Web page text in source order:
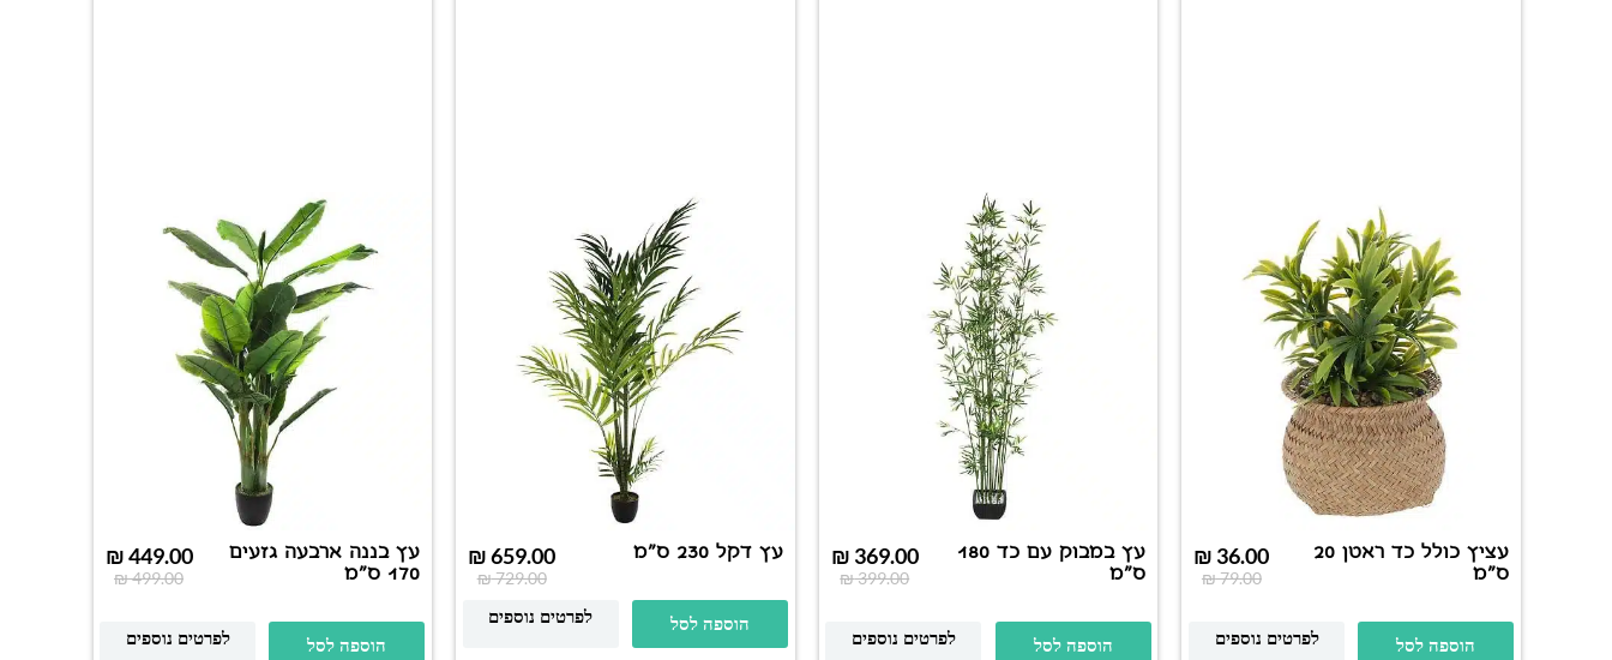
עציץ כולל כד ראטן 20
ס"מ
₪79.00
₪ 36.00
הוספה לסל לפרטים נוספים
עץ במבוק עם כד 180
ס"מ
₪399.00
₪ 369.00
הוספה לסל לפרטים נוספים
עץ דקל 230 ס"מ
₪729.00
₪659.00
הוספה לסל לפרטים נוספים
עץ בננה ארבעה גזעים
170 ס"מ
₪499.00
₪449.00
הוספה לסל לפרטים נוספים